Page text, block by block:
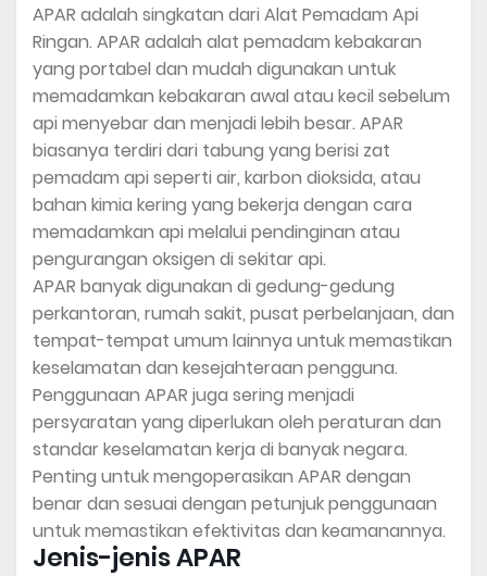
APAR adalah singkatan dari Alat Pemadam Api
Ringan. APAR adalah alat pemadam kebakaran
yang portabel dan mudah digunakan untuk
memadamkan kebakaran awal atau kecil sebelum
api menyebar dan menjadi lebih besar. APAR
biasanya terdiri dari tabung yang berisi zat
pemadam api seperti air, karbon dioksida, atau
bahan kimia kering yang bekerja dengan cara
memadamkan api melalui pendinginan atau
pengurangan oksigen di sekitar api.
APAR banyak digunakan di gedung-gedung
perkantoran, rumah sakit, pusat perbelanjaan, dan
tempat-tempat umum lainnya untuk memastikan
keselamatan dan kesejahteraan pengguna.
Penggunaan APAR juga sering menjadi
persyaratan yang diperlukan oleh peraturan dan
standar keselamatan kerja di banyak negara.
Penting untuk mengoperasikan APAR dengan
benar dan sesuai dengan petunjuk penggunaan
untuk memastikan efektivitas dan keamanannya.
Jenis-jenis APAR